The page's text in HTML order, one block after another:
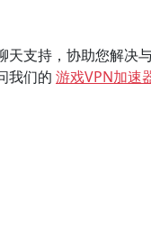
天支持，协助您解决
我们的 游戏VPN加速